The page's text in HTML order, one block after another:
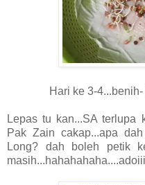
Hari ke 3-
Lepas tu kan...SA terlupa
Pak Zain cakap...apa
Long? dah boleh petik